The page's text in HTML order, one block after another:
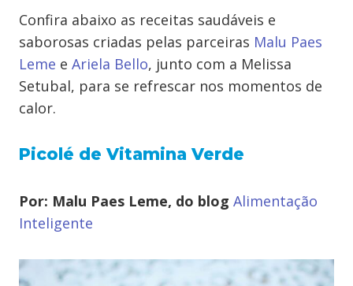
Confira abaixo as receitas saudáveis e
saborosas criadas pelas parceiras Malu Paes
Leme e Ariela Bello, junto com a Melissa
Setubal, para se refrescar nos momentos de
calor.
Picolé de Vitamina Verde
Por: Malu Paes Leme, do blog Alimentação
Inteligente